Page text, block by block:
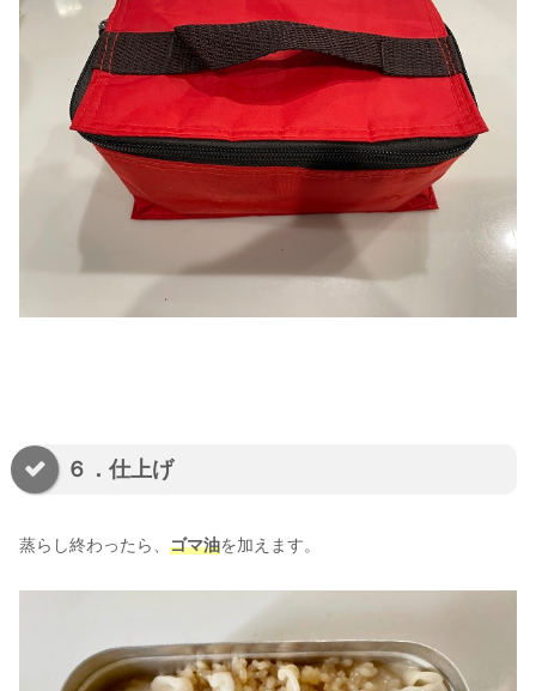
６．仕上げ
蒸らし終わったら、 ゴマ油を加えます。